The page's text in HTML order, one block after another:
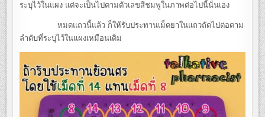
ระบุไว้ในแผง แต่จะเป็นไปตามตัวเลขสีชมพูในภาพต่อไปนี้นั่นเอง
หมดแถวนี้แล้ว ก็ให้รับประทานเม็ดยาในแถวถัดไปต่อตาม
ลำดับที่ระบุไว้ในแผงเหมือนเดิม